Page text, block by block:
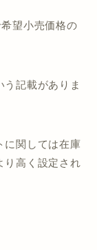
望小売価格の
記載がありま
に関しては在庫
り高く設定され